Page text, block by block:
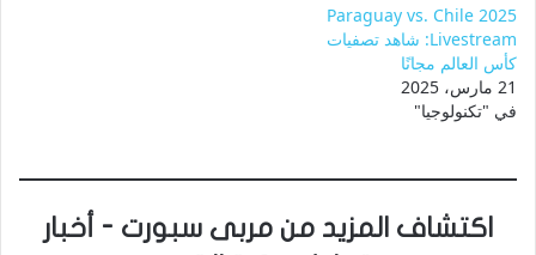
Paraguay vs. Chile 2025
Livestream: شاهد تصفيات
كأس العالم مجانًا
21 مارس، 2025
في "تكنولوجيا"
اكتشاف المزيد من مربى سبورت - أخبار